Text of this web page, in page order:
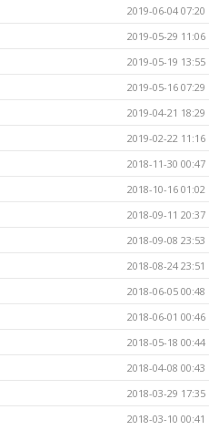
2019-06-04 07:20
2019-05-29 11:06
2019-05-19 13:55
2019-05-16 07:29
2019-04-21 18:29
2019-02-22 11:16
2018-11-30 00:47
2018-10-16 01:02
2018-09-11 20:37
2018-09-08 23:53
2018-08-24 23:51
2018-06-05 00:48
2018-06-01 00:46
2018-05-18 00:44
2018-04-08 00:43
2018-03-29 17:35
2018-03-10 00:41